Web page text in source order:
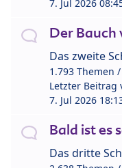
7. Jul 2026
Der Bauch
Das zweite
1.793 Themen
Letzter Beitrag
7. Jul 2026
Bald ist es
Das dritte